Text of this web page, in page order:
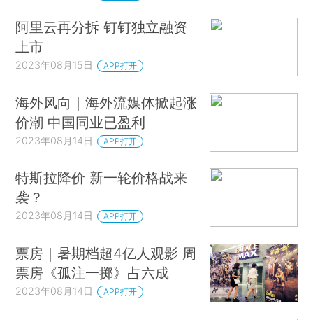
阿里云再分拆 钉钉独立融资
上市
2023年08月15日 APP打开
海外风向｜海外流媒体掀起涨
价潮 中国同业已盈利
2023年08月14日 APP打开
特斯拉降价 新一轮价格战来
袭？
2023年08月14日 APP打开
票房｜暑期档超4亿人观影 周
票房《孤注一掷》占六成
2023年08月14日 APP打开